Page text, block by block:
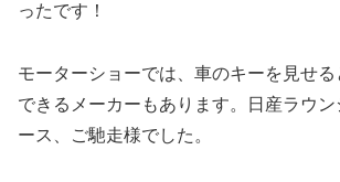
ったです！
モーターショーでは、車のキーを見せる
できるメーカーもあります。日産ラウン
ース、ご馳走様でした。